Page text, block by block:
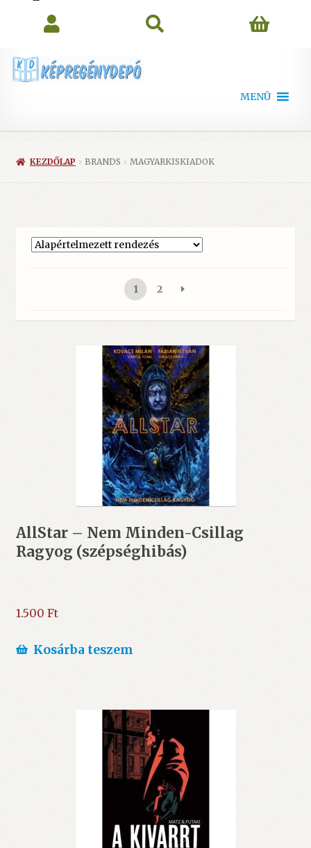
MENÜ
KEZDŐLAP BRANDS MAGYARKISKIADOK
1 2
AllStar – Nem Minden-Csillag
Ragyog (szépséghibás)
1.500 Ft
Kosárba teszem